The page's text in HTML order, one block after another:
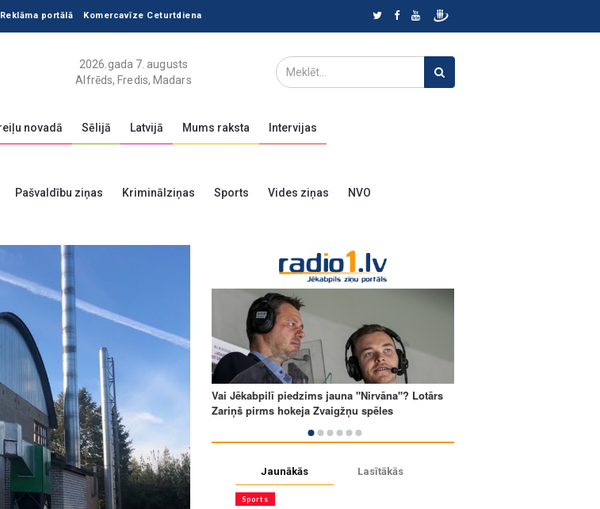
Reklāma portālā Komercavīze Ceturtdiena
2026.gada 7. augusts
Alfrēds, Fredis, Madars
novadā Sēlijā Latvijā Mums raksta Intervijas
Pašvaldību ziņas Kriminālziņas Sports Vides ziņas NVO
Jaunākās Lasītākās
Sports